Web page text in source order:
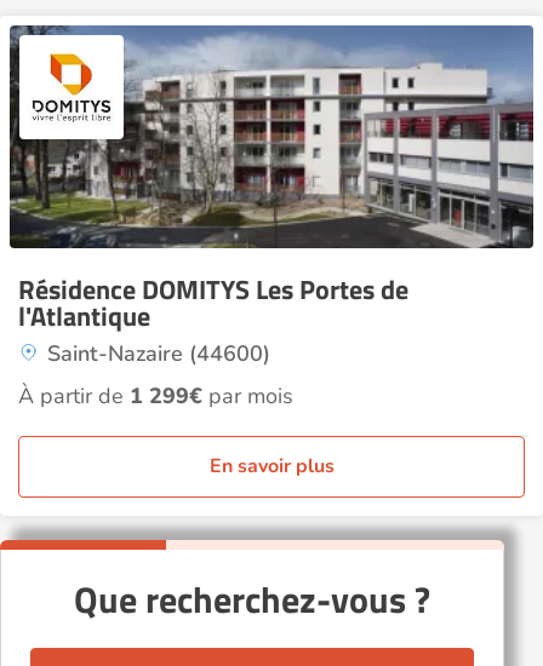
Résidence DOMITYS Les Portes de
l'Atlantique
Saint-Nazaire (44600)
À partir de 1 299€ par mois
En savoir plus
Que recherchez-vous ?